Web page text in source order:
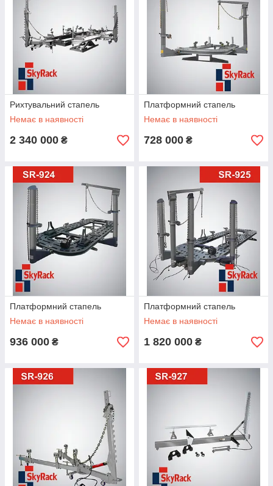
Рихтувальний стапель
Немає в наявності
2 340 000 ₴
Платформний стапель
Немає в наявності
728 000 ₴
Платформний стапель
Немає в наявності
936 000 ₴
Платформний стапель
Немає в наявності
1 820 000 ₴